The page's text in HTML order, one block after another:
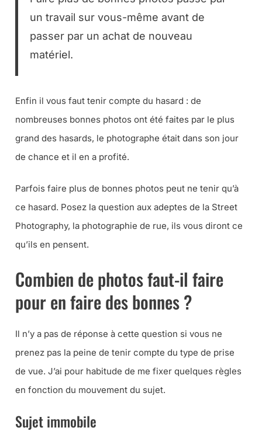
un travail sur vous-même avant de
passer par un achat de nouveau
matériel.
Enfin il vous faut tenir compte du hasard : de
nombreuses bonnes photos ont été faites par le plus
grand des hasards, le photographe était dans son jour
de chance et il en a profité.
Parfois faire plus de bonnes photos peut ne tenir qu’à
ce hasard. Posez la question aux adeptes de la Street
Photography, la photographie de rue, ils vous diront ce
qu’ils en pensent.
Combien de photos faut-il faire
pour en faire des bonnes ?
Il n’y a pas de réponse à cette question si vous ne
prenez pas la peine de tenir compte du type de prise
de vue. J’ai pour habitude de me fixer quelques règles
en fonction du mouvement du sujet.
Sujet immobile